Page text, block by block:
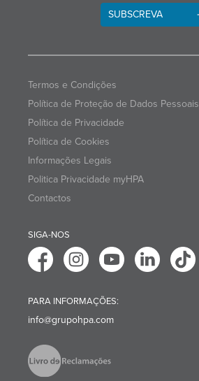
SUBSCREVA
Termos e Condições
Política de Proteção de Dados Pessoais
Política de Privacidade
Política de Cookies
Informações Legais
Politica Privacidade myHPA
Contactos
SIGA-NOS
PARA INFORMAÇÕES:
info@grupohpa.com